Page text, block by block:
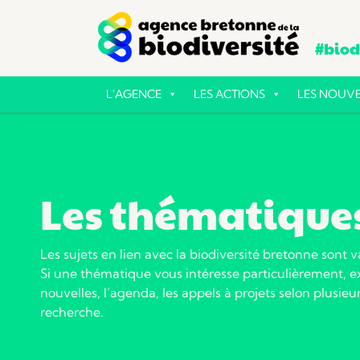
L'AGENCE LES ACTIONS LES
Les
Les sujets en lien avec la biodiversité bretonne sont
Si une thématique vous intéresse particulièrement,
nouvelles, l’agenda, les appels à projets selon
recherche.